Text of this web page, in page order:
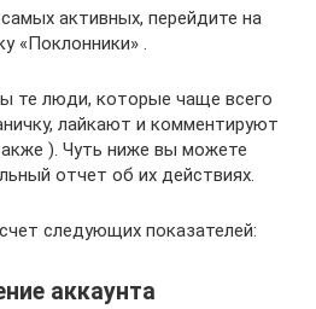
активных, перейдите на
«Поклонники» .
те люди, которые чаще всего
лайкают и комментируют
). Чуть ниже вы можете
отчет об их действиях.
следующих показателей:
аккаунта